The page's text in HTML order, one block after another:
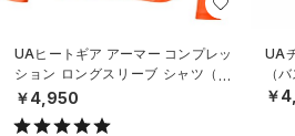
UAヒートギア アーマー コンプレッ
ション ロングスリーブ シャツ（ト
レーニング/MEN）
￥4,950
UA
（
￥